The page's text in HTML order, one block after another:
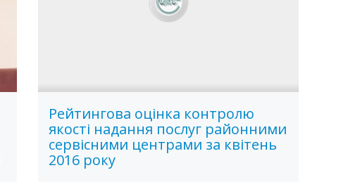
Рейтингова оцінка контролю
якості надання послуг районними
сервісними центрами за квітень
2016 року